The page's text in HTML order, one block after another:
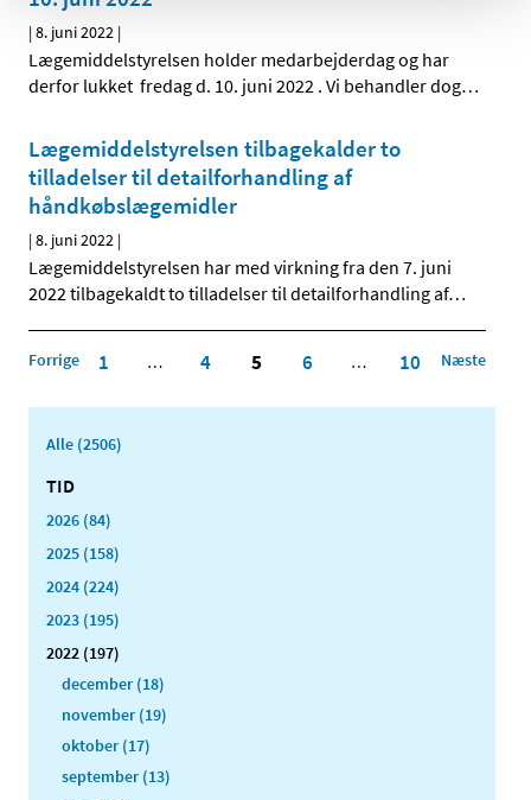
| 8. juni 2022 |
Lægemiddelstyrelsen holder medarbejderdag og har
derfor lukket fredag d. 10. juni 2022 . Vi behandler dog…
Lægemiddelstyrelsen tilbagekalder to
tilladelser til detailforhandling af
håndkøbslægemidler
|8. juni 2022 |
Lægemiddelstyrelsen har med virkning fra den 7. juni
2022 tilbagekaldt to tilladelser til detailforhandling af…
Forrige 1 … 4 5 6 … 10 Næste
Alle (2506)
TID
2026 (84)
2025 (158)
2024 (224)
2023 (195)
2022 (197)
december (18)
november (19)
oktober (17)
september (13)